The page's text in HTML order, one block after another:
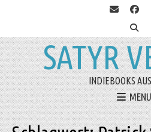
SATYR
INDIEBOOKS
MENU